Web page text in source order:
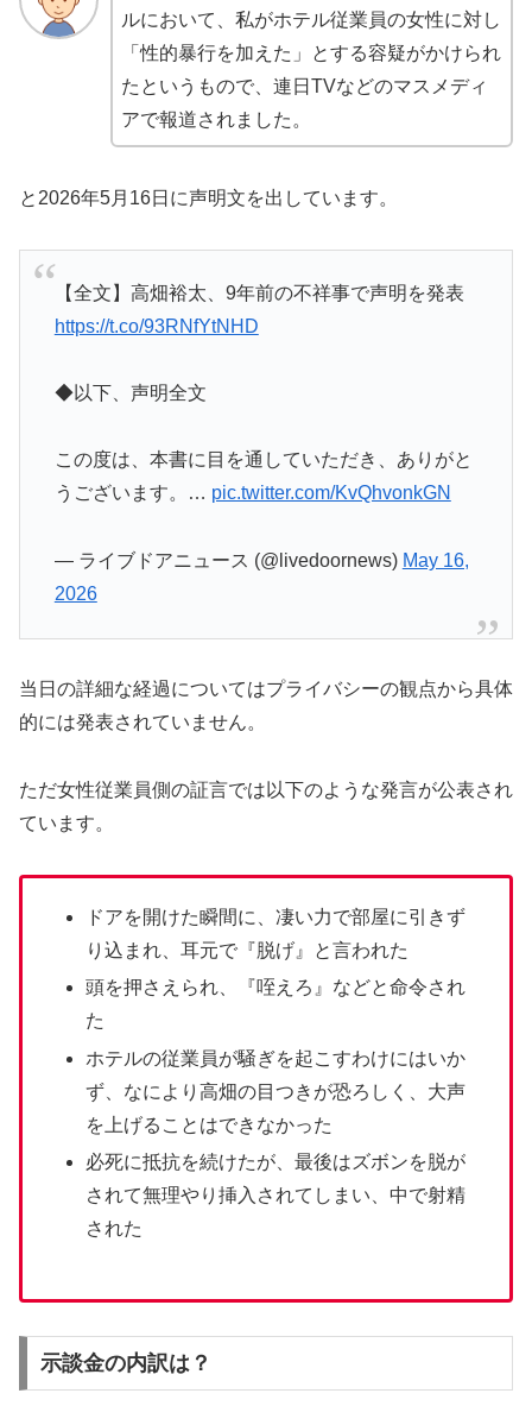
ルにおいて、私がホテル従業員の女性に対し
「性的暴行を加えた」とする容疑がかけられ
たというもので、連日TVなどのマスメディ
アで報道されました。
と2026年5月16日に声明文を出しています。
【全文】高畑裕太、9年前の不祥事で声明を発表
https://t.co/93RNfYtNHD
◆以下、声明全文
この度は、本書に目を通していただき、ありがと
うございます。… pic.twitter.com/KvQhvonkGN
— ライブドアニュース (@livedoornews) May 16,
2026
当日の詳細な経過についてはプライバシーの観点から具体
的には発表されていません。
ただ女性従業員側の証言では以下のような発言が公表され
ています。
ドアを開けた瞬間に、凄い力で部屋に引きず
り込まれ、耳元で『脱げ』と言われた
頭を押さえられ、『咥えろ』などと命令され
た
ホテルの従業員が騒ぎを起こすわけにはいか
ず、なにより高畑の目つきが恐ろしく、大声
を上げることはできなかった
必死に抵抗を続けたが、最後はズボンを脱が
されて無理やり挿入されてしまい、中で射精
された
示談金の内訳は？